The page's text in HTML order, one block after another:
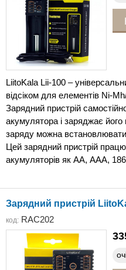
LiitoKala Lii-100 –
відсіком для елементів Ni-
Зарядний пристрій
акумулятора і заряджає
заряду можна
Цей зарядний пристрій
акумуляторів як АА, ААА,
Зарядний пристрій
код: RAC202